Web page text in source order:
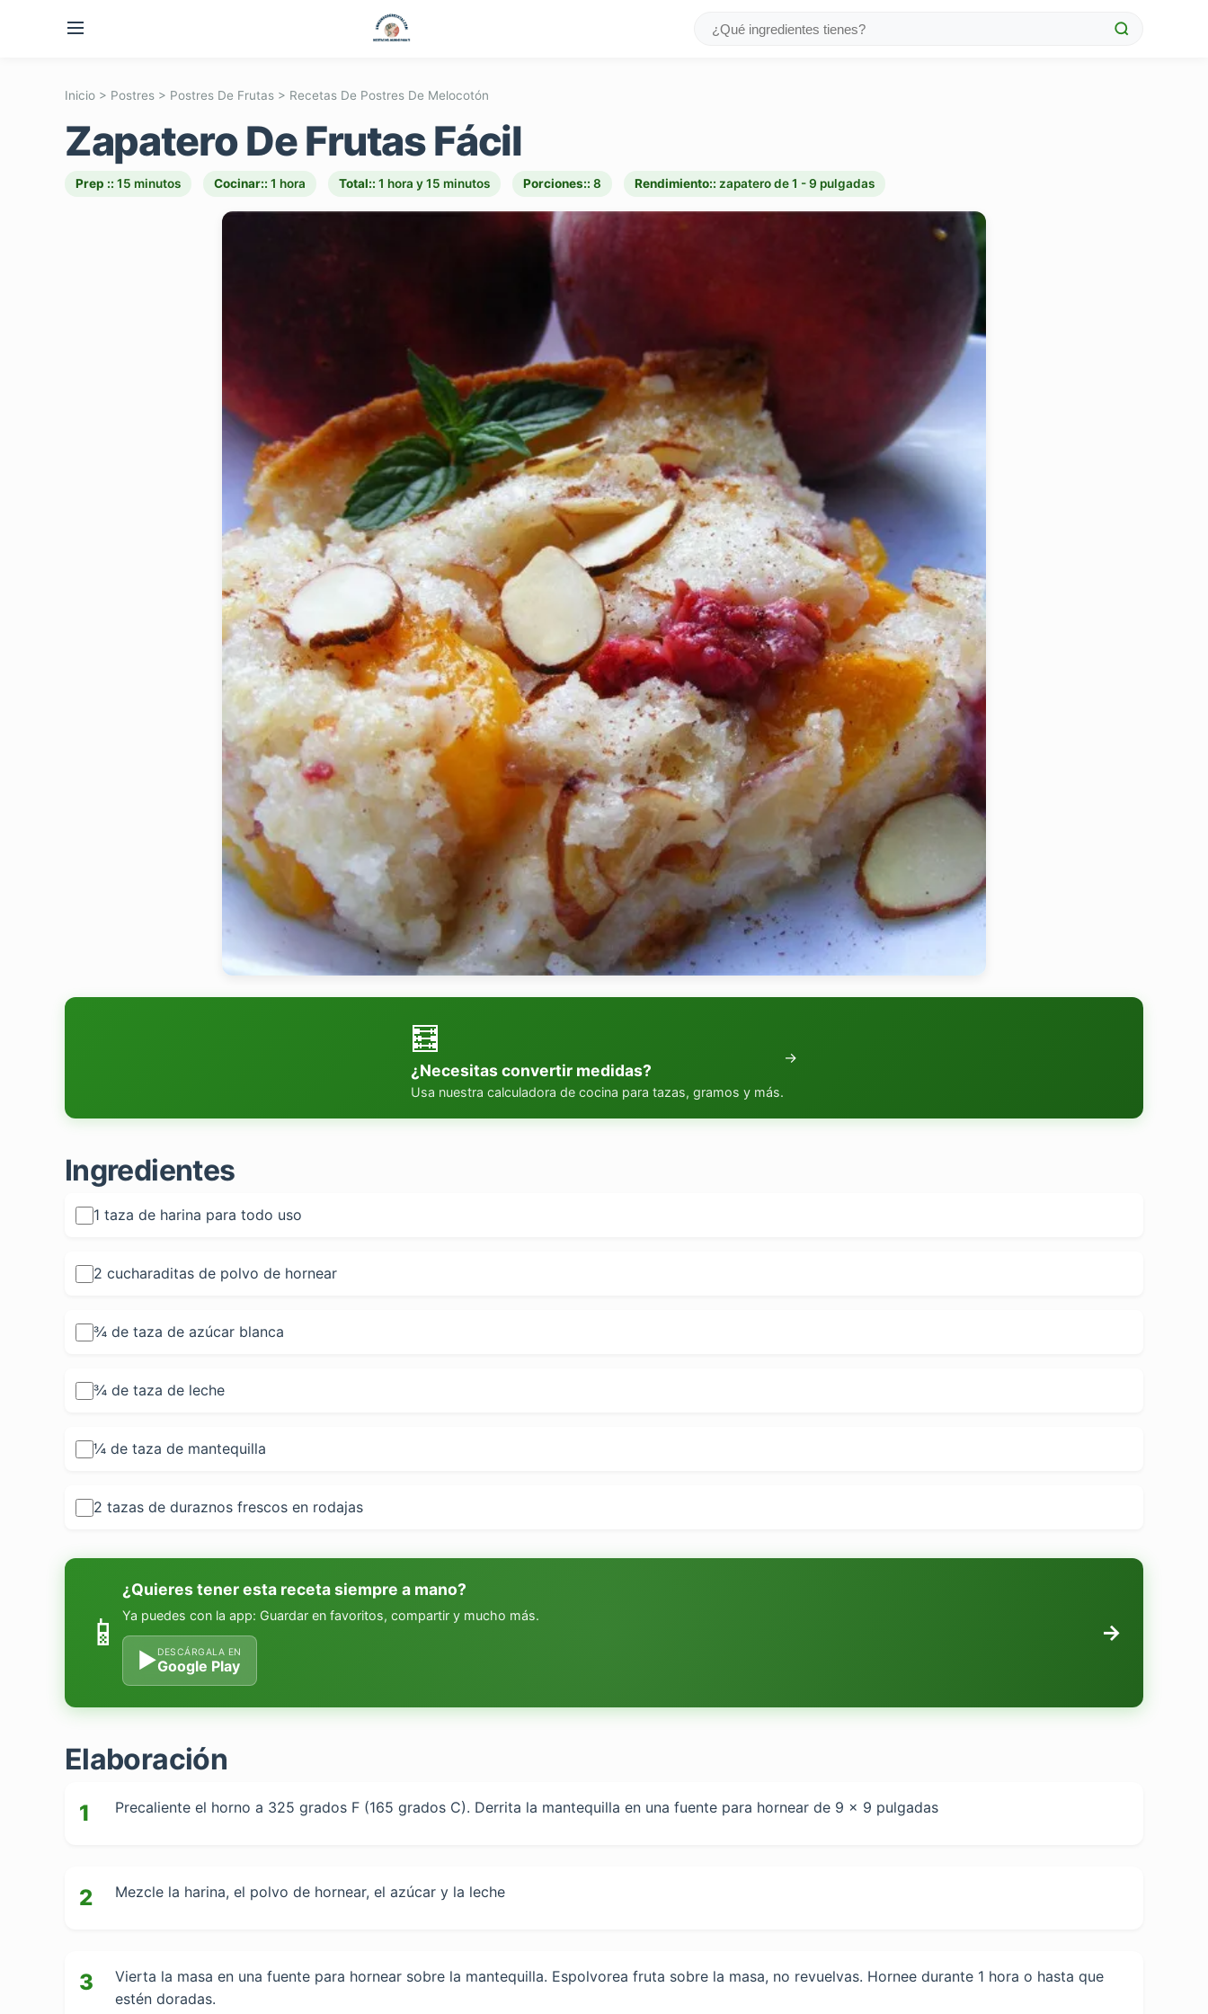
Inicio > Postres > Postres De Frutas > Recetas De Postres De Melocotón
Zapatero De Frutas Fácil
Prep :: 15 minutos Cocinar:: 1 hora Total:: 1 hora y 15 minutos Porciones:: 8 Rendimiento:: zapatero de 1 - 9 pulgadas
🧮
¿Necesitas convertir medidas?
Usa nuestra calculadora de cocina para tazas, gramos y más.
→
Ingredientes
1 taza de harina para todo uso
2 cucharaditas de polvo de hornear
¾ de taza de azúcar blanca
¾ de taza de leche
¼ de taza de mantequilla
2 tazas de duraznos frescos en rodajas
📱
¿Quieres tener esta receta siempre a mano?
Ya puedes con la app: Guardar en favoritos, compartir y mucho más.
▶DESCÁRGALA EN
Google Play
→
Elaboración
1 Precaliente el horno a 325 grados F (165 grados C). Derrita la mantequilla en una fuente para hornear de 9 x 9 pulgadas
2 Mezcle la harina, el polvo de hornear, el azúcar y la leche
3
Vierta la masa en una fuente para hornear sobre la mantequilla. Espolvorea fruta sobre la masa, no revuelvas. Hornee durante 1 hora o hasta que
estén doradas.